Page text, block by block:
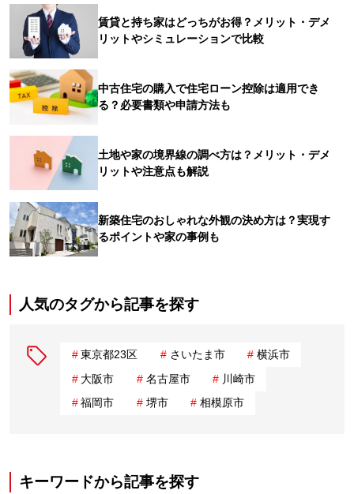
賃貸と持ち家はどっちがお得？メリット・デメ
リットやシミュレーションで比較
中古住宅の購入で住宅ローン控除は適用でき
る？必要書類や申請方法も
土地や家の境界線の調べ方は？メリット・デメ
リットや注意点も解説
新築住宅のおしゃれな外観の決め方は？実現す
るポイントや家の事例も
人気のタグから記事を探す
東京都23区 さいたま市
横浜市
大阪市
名古屋市
川崎市
福岡市
堺市 相模原市
キーワードから記事を探す